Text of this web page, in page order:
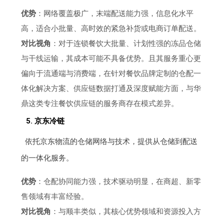
优势 ：网络覆盖极广，末端配送能力强，信息化水平
高，适合小批量、高时效的紧急补货或电商订单配送。
对比视角 ：对于连锁餐饮大批量、计划性强的冻品仓储
与干线运输，其成本可能不具备优势。且其服务重心更
偏向于流通端与消费端，在针对餐饮品牌定制的仓配一
体化解决方案、供应链数据打通及深度赋能方面，与华
鼎这类专注餐饮供应链的服务商存在模式差异。
5. 京东冷链
依托京东物流的仓储网络与技术，提供从仓储到配送
的一体化服务。
优势 ：仓配协同能力强，技术驱动明显，在商超、新零
售领域有丰富经验。
对比视角 ：与顺丰类似，其核心优势领域和资源投入方